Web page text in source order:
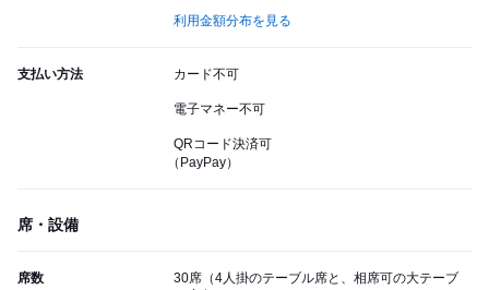
利用金額分布を見る
支払い方法 カード不可
電子マネー不可
QRコード決済可
（PayPay）
席・設備
席数
30席（4人掛のテーブル席と、相席可の大テーブ